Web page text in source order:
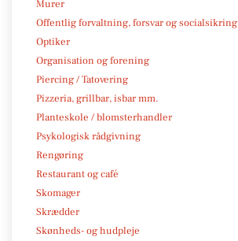
Murer
Offentlig forvaltning, forsvar og socialsikring
Optiker
Organisation og forening
Piercing / Tatovering
Pizzeria, grillbar, isbar mm.
Planteskole / blomsterhandler
Psykologisk rådgivning
Rengøring
Restaurant og café
Skomager
Skrædder
Skønheds- og hudpleje